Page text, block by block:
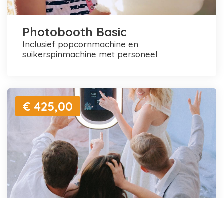
Photobooth Basic
inclusief popcornmachine en
suikerspinmachine met personeel
€ 425,00